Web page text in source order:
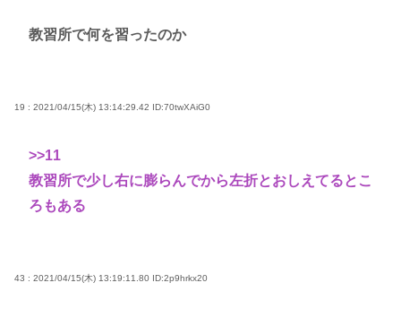
教習所で何を習ったのか
19 : 2021/04/15(木) 13:14:29.42 ID:70twXAiG0
>>11
教習所で少し右に膨らんでから左折とおしえてるとこ
ろもある
43 : 2021/04/15(木) 13:19:11.80 ID:2p9hrkx20